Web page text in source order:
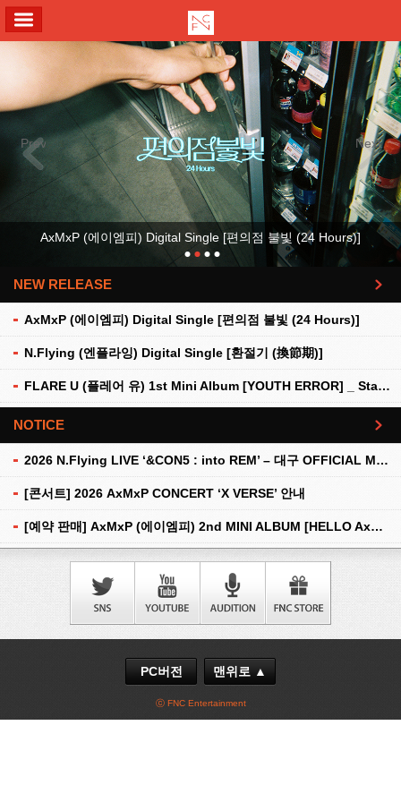
Previous Next
AxMxP (에이엠피) Digital Single [편의점 불빛 (24 Hours)]
NEW RELEASE
AxMxP (에이엠피) Digital Single [편의점 불빛 (24 Hours)]
N.Flying (엔플라잉) Digital Single [환절기 (換節期)]
FLARE U (플레어 유) 1st Mini Album [YOUTH ERROR] _ Stationery Kit Ver.
더보기
NOTICE
2026 N.Flying LIVE ‘&CON5 : into REM’ – 대구 OFFICIAL MD 현장 판매 안내
[콘서트] 2026 AxMxP CONCERT ‘X VERSE’ 안내
[예약 판매] AxMxP (에이엠피) 2nd MINI ALBUM [HELLO AxMxP] 예약 판매 안내
더보기
PC버전 맨위로 ▲
ⓒ FNC Entertainment